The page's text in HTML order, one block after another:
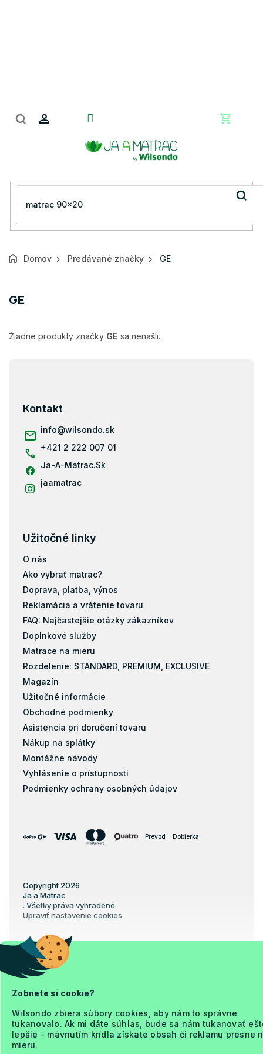
Zobnete si cookie?
Wilsondo zbiera súbory cookies, aby nám to správne
tukanovalo. Ak mi dáte súhlas, bude sa nám tukanovať
lepšie - mávnutím krídla získate obsah či reklamu presne
mieru.
Domov Predávané značky GE
GE
Žiadne produkty značky GE sa nenašli...
Kontakt
info@wilsondo.sk
+421 2 222 007 01
Ja-A-Matrac.Sk
jaamatrac
Užitočné linky
O nás
Ako vybrať matrac?
Doprava, platba, výnos
Reklamácia a vrátenie tovaru
FAQ: Najčastejšie otázky zákazníkov
Doplnkové služby
Matrace na mieru
Rozdelenie: STANDARD, PREMIUM, EXCLUSIVE
Magazín
Užitočné informácie
Obchodné podmienky
Asistencia pri doručení tovaru
Nákup na splátky
Montážne návody
Vyhlásenie o prístupnosti
Podmienky ochrany osobných údajov
Prevod Dobierka
Copyright 2026
Ja a Matrac
. Všetky práva vyhradené.
Upraviť nastavenie cookies